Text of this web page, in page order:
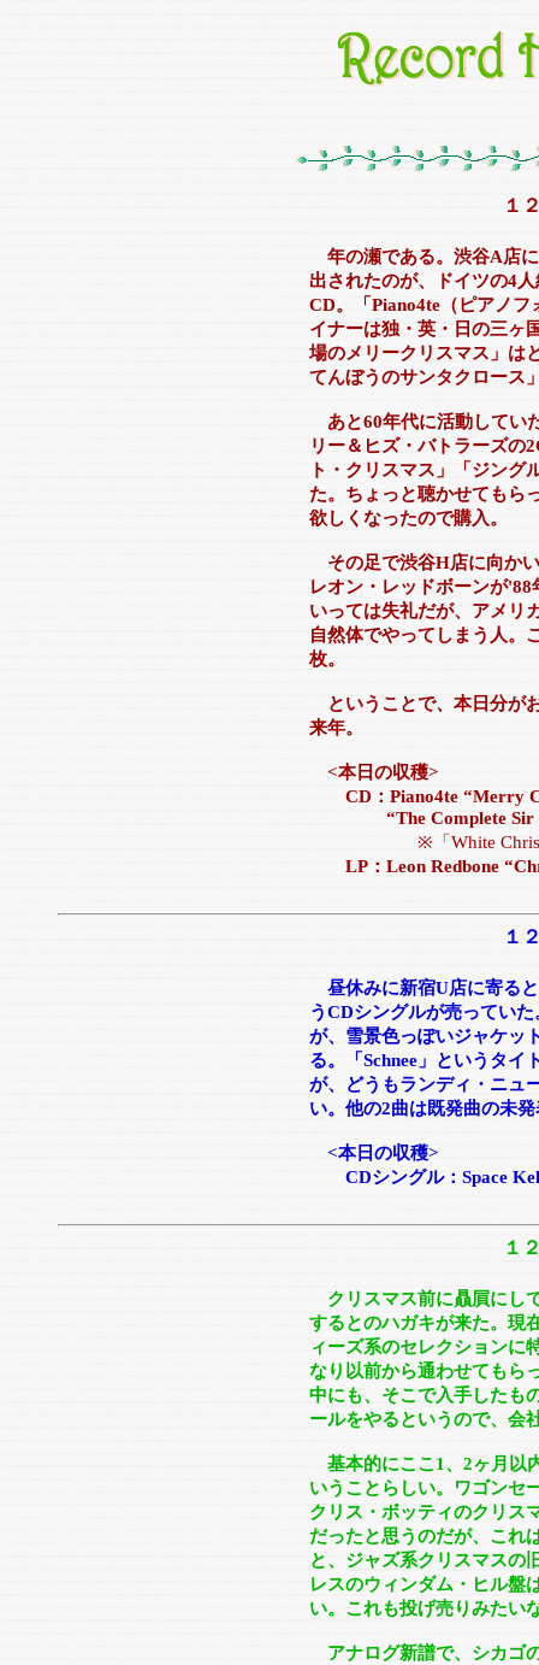
１
年の瀬である。渋谷A店
出されたのが、ドイツの4
CD。「Piano4te（ピアノ
イナーは独・英・日の三ヶ
場のメリークリスマス」は
てんぼうのサンタクロース
あと60年代に活動してい
リー＆ヒズ・バトラーズの
ト・クリスマス」「ジング
た。ちょっと聴かせてもら
欲しくなったので購入。
その足で渋谷H店に向か
レオン・レッドボーンが
いっては失礼だが、アメリ
自然体でやってしまう人。
枚。
ということで、本日分が
来年。
<本日の収穫>
CD：Piano4te “Merry
“The Complete Sir
※「White
LP：Leon Redbone
１
昼休みに新宿U店に寄る
うCDシングルが売ってい
が、雪景色っぽいジャケッ
る。「Schnee」というタイ
が、どうもランディ・ニュ
い。他の2曲は既発曲の未
<本日の収穫>
CDシングル：Space
１
クリスマス前に贔屓にし
するとのハガキが来た。現
ィーズ系のセレクションに
なり以前から通わせてもら
中にも、そこで入手したも
ールをやるというので、会
基本的にここ1、2ヶ月以
いうことらしい。ワゴンセ
クリス・ボッティのクリス
だったと思うのだが、これ
と、ジャズ系クリスマスの
レスのウィンダム・ヒル盤
い。これも投げ売りみたい
アナログ新譜で、シカゴ